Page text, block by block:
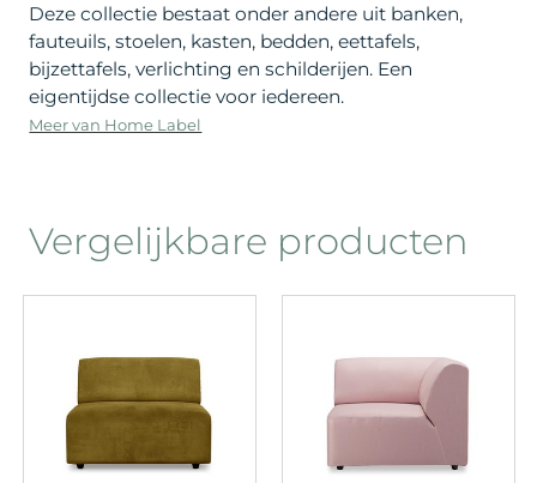
Deze collectie bestaat onder andere uit banken,
fauteuils, stoelen, kasten, bedden, eettafels,
bijzettafels, verlichting en schilderijen. Een
eigentijdse collectie voor iedereen.
Meer van Home Label
Vergelijkbare producten